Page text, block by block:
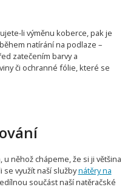
li výměnu koberce, pak je
natírání na podlaze –
zatečením barvy a
či ochranné fólie, které se
něhož chápeme, že si ji většina
využít naší službynátěry na
součást naší natěračské